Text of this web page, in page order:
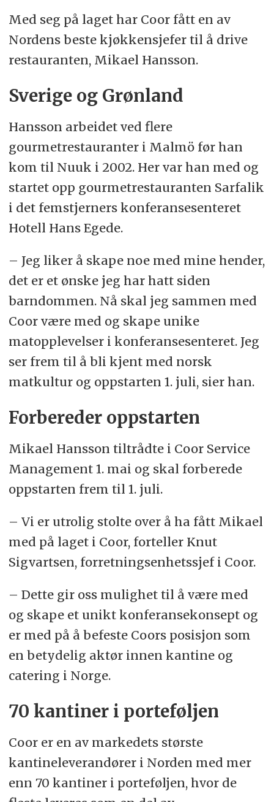
Med seg på laget har Coor fått en av
Nordens beste kjøkkensjefer til å drive
restauranten, Mikael Hansson.
Sverige og Grønland
Hansson arbeidet ved flere
gourmetrestauranter i Malmö før han
kom til Nuuk i 2002. Her var han med og
startet opp gourmetrestauranten Sarfalik
i det femstjerners konferansesenteret
Hotell Hans Egede.
– Jeg liker å skape noe med mine hender,
det er et ønske jeg har hatt siden
barndommen. Nå skal jeg sammen med
Coor være med og skape unike
matopplevelser i konferansesenteret. Jeg
ser frem til å bli kjent med norsk
matkultur og oppstarten 1. juli, sier han.
Forbereder oppstarten
Mikael Hansson tiltrådte i Coor Service
Management 1. mai og skal forberede
oppstarten frem til 1. juli.
– Vi er utrolig stolte over å ha fått Mikael
med på laget i Coor, forteller Knut
Sigvartsen, forretningsenhetssjef i Coor.
– Dette gir oss mulighet til å være med
og skape et unikt konferansekonsept og
er med på å befeste Coors posisjon som
en betydelig aktør innen kantine og
catering i Norge.
70 kantiner i porteføljen
Coor er en av markedets største
kantineleverandører i Norden med mer
enn 70 kantiner i porteføljen, hvor de